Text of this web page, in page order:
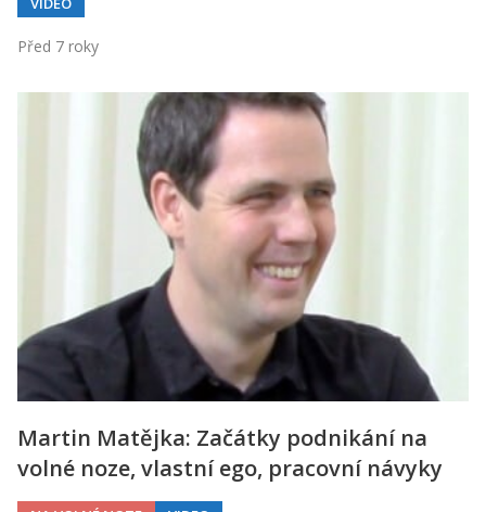
Před 7 roky
Martin Matějka: Začátky podnikání na
volné noze, vlastní ego, pracovní návyky